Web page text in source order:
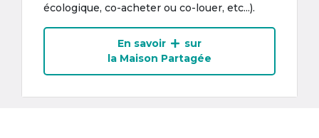
écologique, co-acheter ou co-louer, etc...).
En savoir
sur
la Maison Partagée